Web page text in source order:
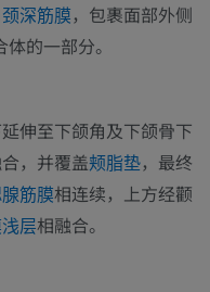
颈深筋膜，包裹面部外侧
的一部分。
伸至下颌角及下颌骨下
，并覆盖颊脂垫，最终
筋膜相连续，上方经颧
层相融合。